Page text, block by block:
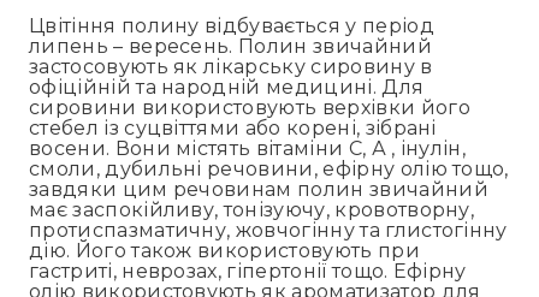
Цвітіння полину відбувається у період
липень – вересень. Полин звичайний
застосовують як лікарську сировину в
офіційній та народній медицині. Для
сировини використовують верхівки його
стебел із суцвіттями або корені, зібрані
восени. Вони містять вітаміни С, А , інулін,
смоли, дубильні речовини, ефірну олію тощо,
завдяки цим речовинам полин звичайний
має заспокійливу, тонізуючу, кровотворну,
протиспазматичну, жовчогінну та глистогінну
дію. Його також використовують при
гастриті, неврозах, гіпертонії тощо. Ефірну
олію використовують як ароматизатор для